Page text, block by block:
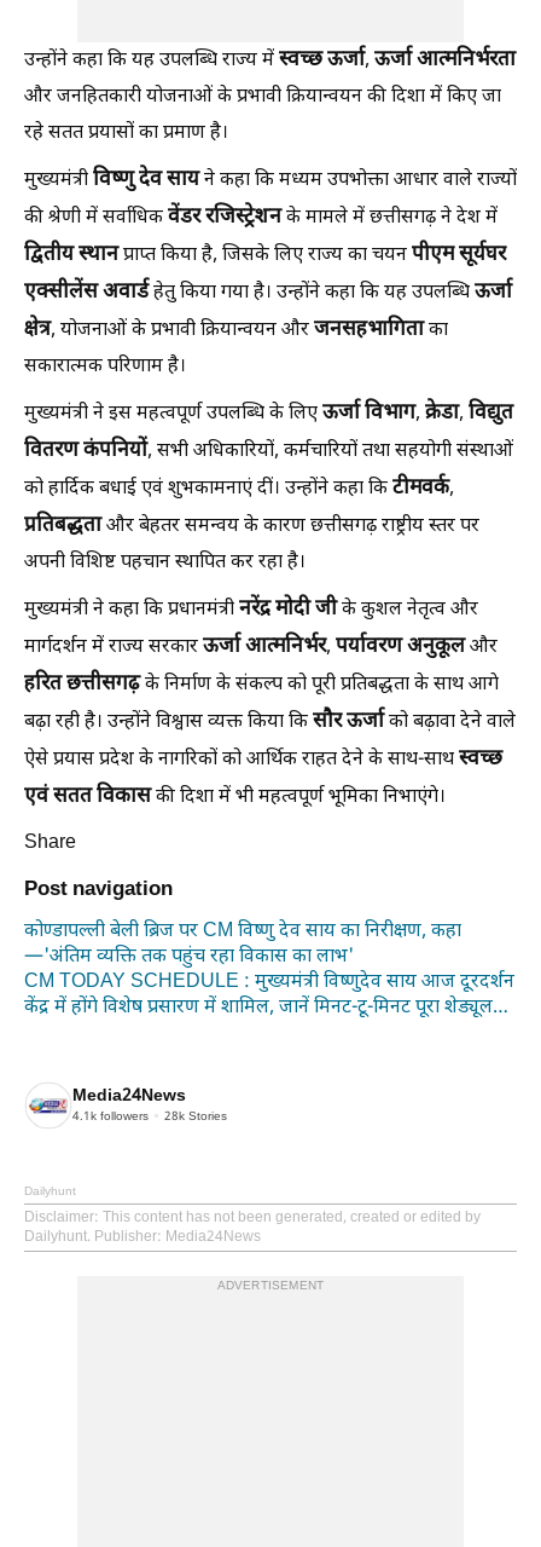
उन्होंने कहा कि यह उपलब्धि राज्य मेंस्वच्छ ऊर्जा, ऊर्जा आत्मनिर्भरता
और जनहितकारी योजनाओं के प्रभावी क्रियान्वयन की दिशा में किए जा
रहे सतत प्रयासों का प्रमाण है।
मुख्यमंत्रीविष्णु देव सायने कहा कि मध्यम उपभोक्ता आधार वाले राज्यों
की श्रेणी में सर्वाधिकवेंडर रजिस्ट्रेशनके मामले में छत्तीसगढ़ ने देश में
द्वितीय स्थानप्राप्त किया है, जिसके लिए राज्य का चयनपीएम सूर्यघर
एक्सीलेंस अवार्डहेतु किया गया है। उन्होंने कहा कि यह उपलब्धिऊर्जा
क्षेत्र, योजनाओं के प्रभावी क्रियान्वयन औरजनसहभागिताका
सकारात्मक परिणाम है।
मुख्यमंत्री ने इस महत्वपूर्ण उपलब्धि के लिएऊर्जा विभाग, क्रेडा, विद्युत
वितरण कंपनियों, सभी अधिकारियों, कर्मचारियों तथा सहयोगी संस्थाओं
को हार्दिक बधाई एवं शुभकामनाएं दीं। उन्होंने कहा किटीमवर्क,
प्रतिबद्धताऔर बेहतर समन्वय के कारण छत्तीसगढ़ राष्ट्रीय स्तर पर
अपनी विशिष्ट पहचान स्थापित कर रहा है।
मुख्यमंत्री ने कहा कि प्रधानमंत्रीनरेंद्र मोदी जीके कुशल नेतृत्व और
मार्गदर्शन में राज्य सरकारऊर्जा आत्मनिर्भर, पर्यावरण अनुकूलऔर
हरित छत्तीसगढ़के निर्माण के संकल्प को पूरी प्रतिबद्धता के साथ आगे
बढ़ा रही है। उन्होंने विश्वास व्यक्त किया किसौर ऊर्जाको बढ़ावा देने वाले
ऐसे प्रयास प्रदेश के नागरिकों को आर्थिक राहत देने के साथ-साथस्वच्छ
एवं सतत विकासकी दिशा में भी महत्वपूर्ण भूमिका निभाएंगे।
Share
Post navigation
कोण्डापल्ली बेली ब्रिज पर CM विष्णु देव साय का निरीक्षण, कहा
—'अंतिम व्यक्ति तक पहुंच रहा विकास का लाभ'
CM TODAY SCHEDULE : मुख्यमंत्री विष्णुदेव साय आज दूरदर्शन
केंद्र में होंगे विशेष प्रसारण में शामिल, जानें मिनट-टू-मिनट पूरा शेड्यूल…
Media24News
4.1k followers 28k Stories
Dailyhunt
Disclaimer: This content has not been generated, created or edited by
Dailyhunt. Publisher: Media24News
ADVERTISEMENT